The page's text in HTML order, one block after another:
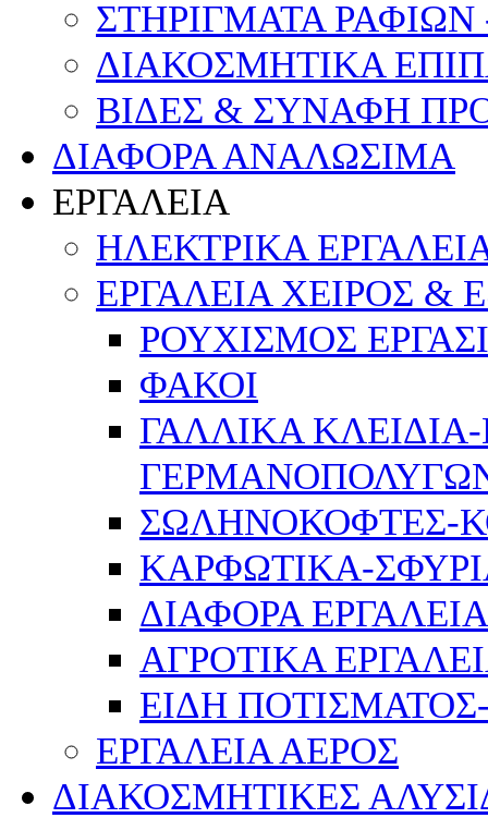
ΣΤΗΡΙΓΜΑΤΑ ΡΑΦΙΩΝ
ΔΙΑΚΟΣΜΗΤΙΚΑ
ΒΙΔΕΣ & ΣΥΝΑΦΗ
ΔΙΑΦΟΡΑ ΑΝΑΛΩΣΙΜΑ
ΕΡΓΑΛΕΙΑ
ΗΛΕΚΤΡΙΚΑ
ΕΡΓΑΛΕΙΑ ΧΕΙΡΟΣ &
ΡΟΥΧΙΣΜΟΣ
ΦΑΚΟΙ
ΓΑΛΛΙΚΑ
ΣΩΛΗΝΟΚΟΦΤΕΣ-
ΚΑΡΦΩΤΙΚΑ-
ΔΙΑΦΟΡΑ
ΑΓΡΟΤΙΚΑ
ΕΙΔΗ
ΕΡΓΑΛΕΙΑ ΑΕΡΟΣ
ΔΙΑΚΟΣΜΗΤΙΚΕΣ